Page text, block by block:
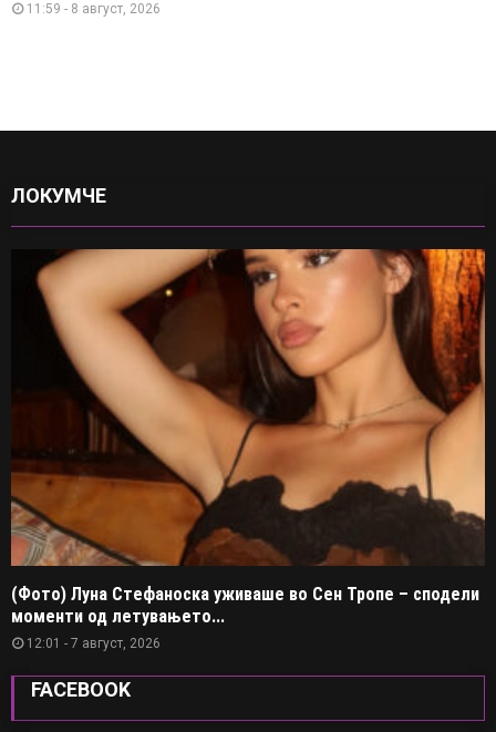
11:59 - 8 август, 2026
ЛОКУМЧЕ
(Фото) Луна Стефаноска уживаше во Сен Тропе – сподели
моменти од летувањето...
12:01 - 7 август, 2026
FACEBOOK